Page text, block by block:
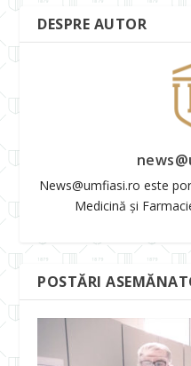
DESPRE AUTOR
News@umfiasi.ro este
Medicină și
POSTĂRI